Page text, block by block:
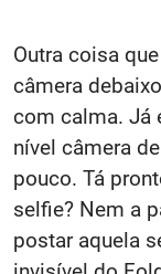
Outra coisa
câmera
com calma. Já
nível câmera
pouco. Tá
selfie? Nem a
postar aquela